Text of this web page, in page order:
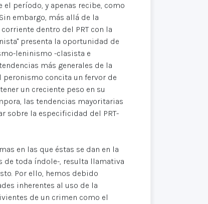
período, y apenas recibe, como
embargo, más allá de la
dentro del PRT con la
presenta la oportunidad de
leninismo -clasista e
más generales de la
peronismo concita un fervor de
un creciente peso en su
las tendencias mayoritarias
sobre la especificidad del PRT-
en las que éstas se dan en la
de toda índole-, resulta llamativa
Por ello, hemos debido
inherentes al uso de la
de un crimen como el